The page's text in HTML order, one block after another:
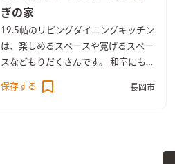
ぎの家
19.5帖のリビングダイニングキッチン
は、楽しめるスペースや寛げるスペー
スなどもりだくさんです。 和室にも
あります。どの場所にでもいたくなる
保存する 長岡市